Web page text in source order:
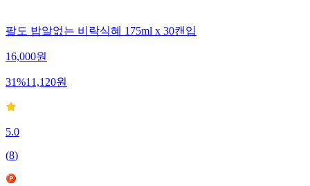
팔도 밥알없는 비락식혜 175ml x 30캔입
16,000원
31%11,120원
5.0
(8)